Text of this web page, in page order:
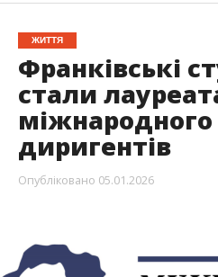
ЖИТТЯ
Франківські
стали
диригентів
Опубліковано 05.01.2026